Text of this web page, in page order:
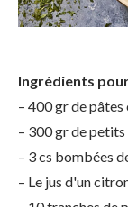
Ingrédients
– 400 gr de
– 300 gr de petits
– 3 cs bombées
– Le jus d'un